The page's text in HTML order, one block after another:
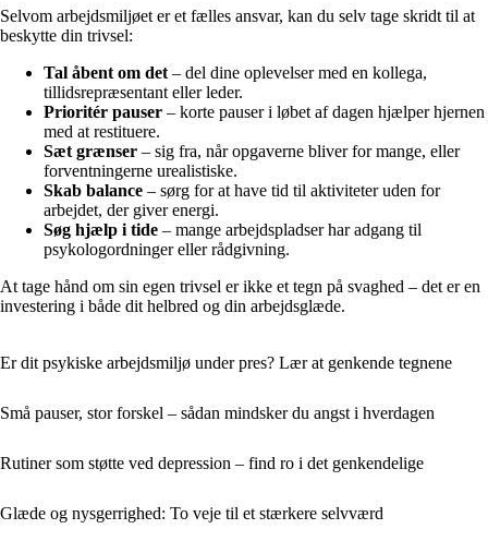
Selvom arbejdsmiljøet er et fælles ansvar, kan du selv tage skridt til at
beskytte din trivsel:
Tal åbent om det – del dine oplevelser med en kollega,
tillidsrepræsentant eller leder.
Prioritér pauser – korte pauser i løbet af dagen hjælper hjernen
med at restituere.
Sæt grænser – sig fra, når opgaverne bliver for mange, eller
forventningerne urealistiske.
Skab balance – sørg for at have tid til aktiviteter uden for
arbejdet, der giver energi.
Søg hjælp i tide – mange arbejdspladser har adgang til
psykologordninger eller rådgivning.
At tage hånd om sin egen trivsel er ikke et tegn på svaghed – det er en
investering i både dit helbred og din arbejdsglæde.
Er dit psykiske arbejdsmiljø under pres? Lær at genkende tegnene
Små pauser, stor forskel – sådan mindsker du angst i hverdagen
Rutiner som støtte ved depression – find ro i det genkendelige
Glæde og nysgerrighed: To veje til et stærkere selvværd